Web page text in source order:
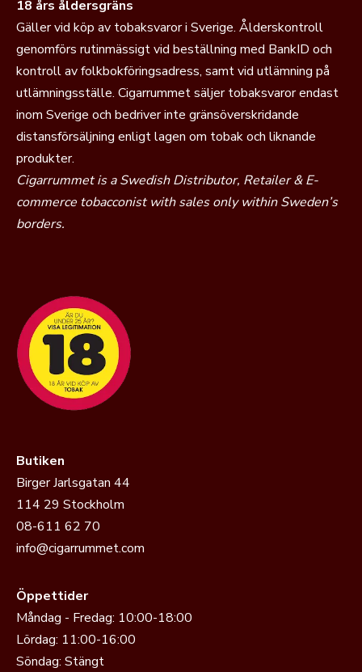
18 års åldersgräns
Gäller vid köp av tobaksvaror i Sverige. Ålderskontroll
genomförs rutinmässigt vid beställning med BankID och
kontroll av folkbokföringsadress, samt vid utlämning på
utlämningsställe. Cigarrummet säljer tobaksvaror endast
inom Sverige och bedriver inte gränsöverskridande
distansförsäljning enligt lagen om tobak och liknande
produkter.
Cigarrummet is a Swedish Distributor, Retailer & E-
commerce tobacconist with sales only within Sweden’s
borders.
Butiken
Birger Jarlsgatan 44
114 29 Stockholm
08-611 62 70
info@cigarrummet.com
Öppettider
Måndag - Fredag: 10:00-18:00
Lördag: 11:00-16:00
Söndag: Stängt